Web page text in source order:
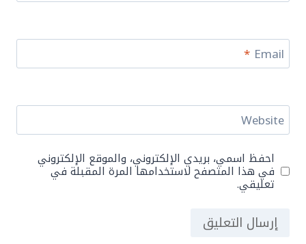
Email
*
Website
احفظ اسمي، بريدي الإلكتروني، والموقع الإلكتروني
في هذا المتصفح لاستخدامها المرة المقبلة في
تعليقي.